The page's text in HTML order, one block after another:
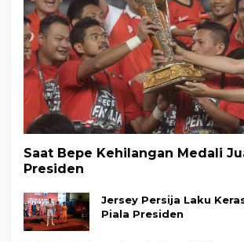
Saat Bepe Kehilangan Medali
Presiden
Jersey Persija Laku
Piala Presiden